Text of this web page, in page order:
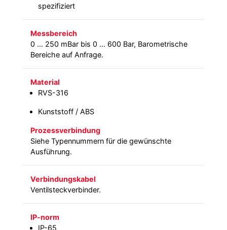
spezifiziert
Messbereich
0 … 250 mBar bis 0 … 600 Bar, Barometrische
Bereiche auf Anfrage.
Material
RVS-316
Kunststoff / ABS
Prozessverbindung
Siehe Typennummern für die gewünschte
Ausführung.
Verbindungskabel
Ventilsteckverbinder.
IP-norm
IP-65